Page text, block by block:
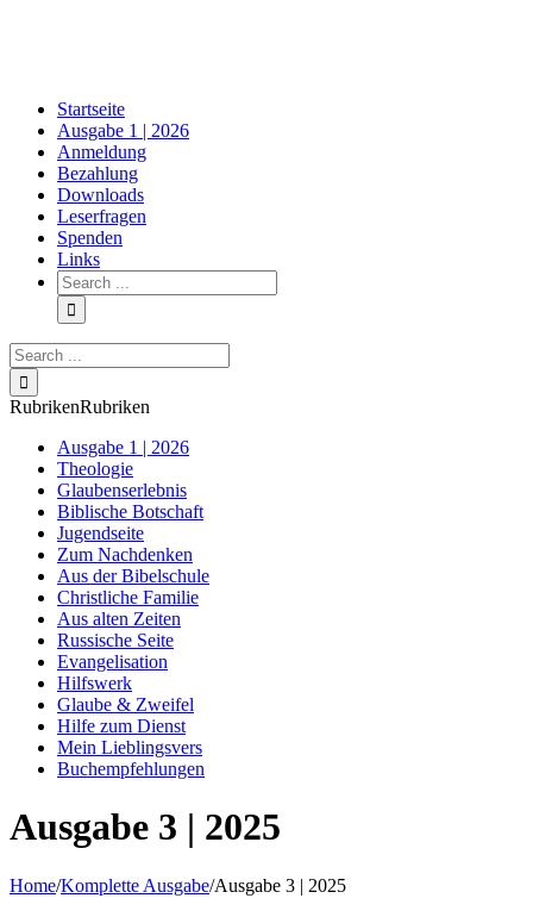
Startseite
Ausgabe 1 | 2026
Anmeldung
Bezahlung
Downloads
Leserfragen
Spenden
Links
Search
for:
Search
for:
RubrikenRubriken
Ausgabe 1 | 2026
Theologie
Glaubenserlebnis
Biblische Botschaft
Jugendseite
Zum Nachdenken
Aus der Bibelschule
Christliche Familie
Aus alten Zeiten
Russische Seite
Evangelisation
Hilfswerk
Glaube & Zweifel
Hilfe zum Dienst
Mein Lieblingsvers
Buchempfehlungen
Ausgabe 3 | 2025
Home/Komplette Ausgabe/Ausgabe 3 | 2025